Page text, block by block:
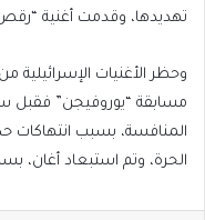
تهديدها، وقدمت أغنية
وحظر الأغنيات الإسرائيلية
مسابقة “يوروفيجن” فقبل
المنافسة، بسبب انتهاكات
الحرة، وتم استبعاد أغان،